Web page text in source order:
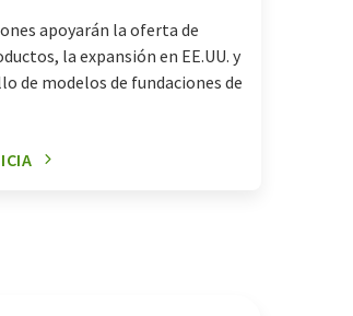
apoyarán la oferta de
la expansión en EE.UU. y
de modelos de fundaciones de